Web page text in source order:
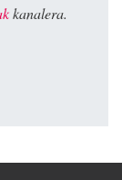
kanalera.